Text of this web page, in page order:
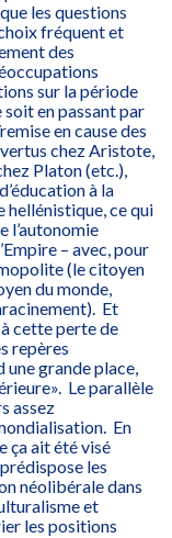
les questions
fréquent et
des
sur la période
en passant par
en cause des
chez Aristote,
Platon (etc.),
à la
hellénistique, ce qui
l’autonomie
– avec, pour
(le citoyen
du monde,
Et
cette perte de
repères
grande place,
Le parallèle
assez
En
ça ait été visé
les
néolibérale dans
et
les positions